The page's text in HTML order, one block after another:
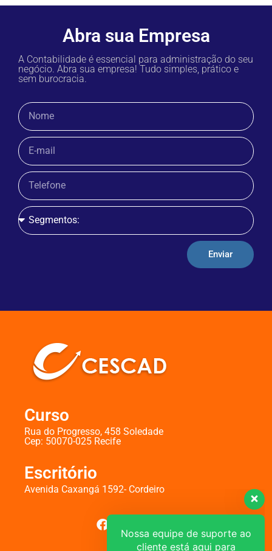
Abra sua Empresa
A Contabilidade é essencial para administração do seu
negócio. Abra sua empresa! Tudo simples, prático e
sem burocracia.
Enviar
Curso
Rua do Progresso, 458 Soledade
Cep: 50070-025 Recife
Escritório
Avenida Caxangá 1592- Cordeiro
Nossa equipe de suporte ao
cliente está aqui para
Pergunte-nos qualquer coisa!